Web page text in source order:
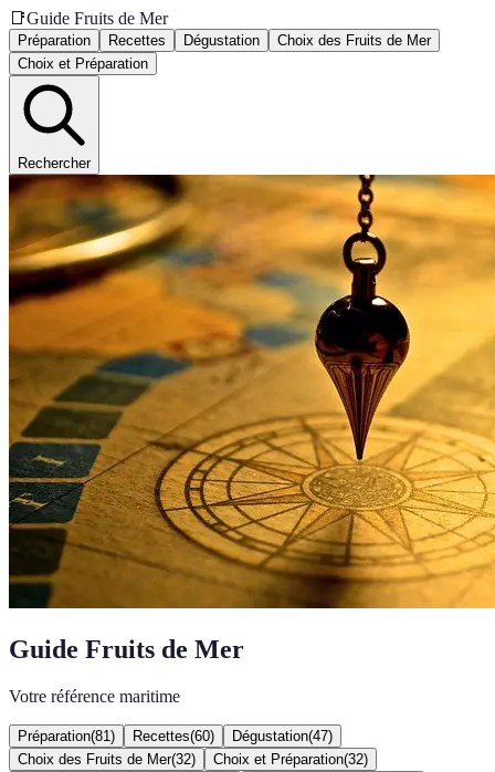
📑Guide Fruits de Mer
Préparation Recettes Dégustation
Choix des Fruits de Mer
Choix et Préparation
Rechercher
Guide Fruits de Mer
Votre référence maritime
Préparation(81 ) Recettes(60) Dégustation(47)
Choix des Fruits de Mer(32) Choix et Préparation(32)